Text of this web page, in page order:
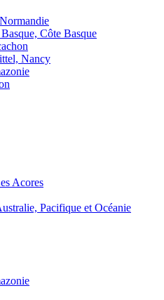
Côte Basque
Nancy
Acores
Pacifique et Océanie